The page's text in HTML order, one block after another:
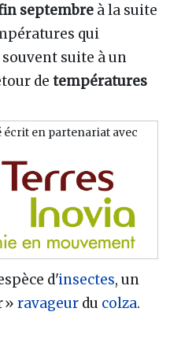
septembre à la suite
qui
souvent suite à un
de températures
écrit en partenariat avec
d'insectes, un
» ravageur du colza.